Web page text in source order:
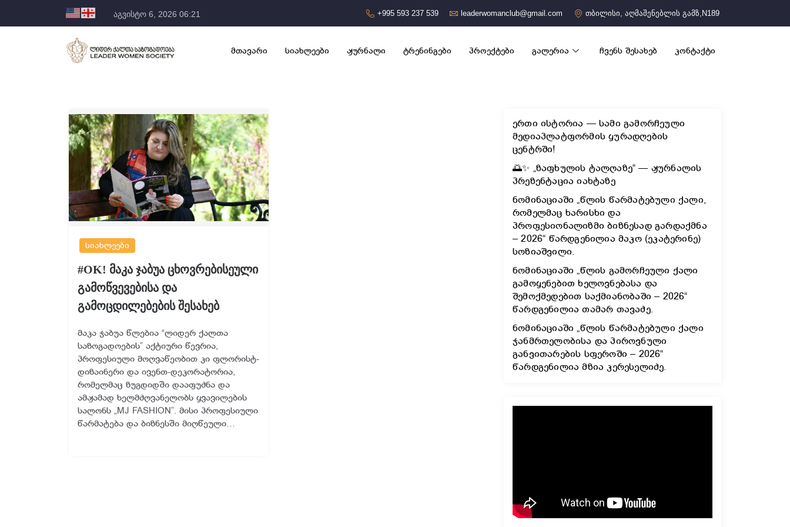
აგვისტო 6, 2026 06:21 +995 593 237 539 leaderwomanclub@gmail.com თბილისი, აღმაშენებლის გამზ,N189
მთავარი სიახლეები ჟურნალი ტრენინგები პროექტები გალერია ჩვენს შესახებ კონტაქტი
სიახლეები
#OK! მაკა ჯაბუა ცხოვრებისეული
გამოწვევებისა და
გამოცდილებების შესახებ
მაკა ჯაბუა წლებია “ლიდერ ქალთა
საზოგადოების” აქტიური წევრია,
პროფესიული მოღვაწეობით კი ფლორისტ-
დიზაინერი და ივენთ-დეკორატორია,
რომელმაც ზუგდიდში დააფუძნა და
ამჟამად ხელმძღვანელობს ყვავილების
სალონს „MJ FASHION”. მისი პროფესიული
წარმატება და ბიზნესში მიღწეული…
ერთი ისტორია — სამი გამორჩეული
მედიაპლატფორმის ყურადღების
ცენტრში!
🌅✨ „ზაფხულის ტალღაზე“ — ჟურნალის
პრეზენტაცია იახტაზე
ნომინაციაში „წლის წარმატებული ქალი,
რომელმაც ხარისხი და
პროფესიონალიზმი ბიზნესად გარდაქმნა
– 2026“ წარდგენილია მაკო (ეკატერინე)
სოზიაშვილი.
ნომინაციაში „წლის გამორჩეული ქალი
გამოყენებით ხელოვნებასა და
შემოქმედებით საქმიანობაში – 2026“
წარდგენილია თამარ თავაძე.
ნომინაციაში „წლის წარმატებული ქალი
ჯანმრთელობისა და პიროვნული
განვითარების სფეროში – 2026“
წარდგენილია მზია კერესელიძე.